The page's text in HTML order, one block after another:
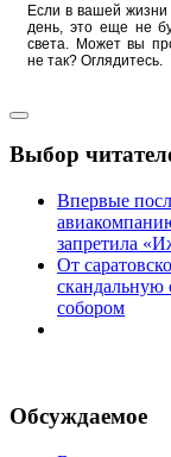
Если в вашей жизни
день, это еще не
света. Может вы
не так? Оглядитесь.
Выбор
Впервые
запретила
От
скандальную
собором
Обсуждаемое